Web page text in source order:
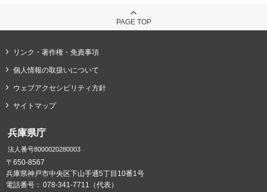
PAGE TOP
リンク・著作権・免責事項
個人情報の取扱いについて
ウェブアクセシビリティ方針
サイトマップ
兵庫県庁
法人番号8000020280003
〒650-8567
兵庫県神戸市中央区下山手通5丁目10番1号
電話番号： 078-341-7711（代表）